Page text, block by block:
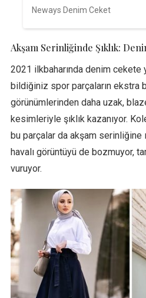
Neways Denim Ceket
Akşam Serinliğinde Şıklık:
2021 ilkbaharında denim
bildiğiniz spor parçaların ekstra
görünümlerinden daha uzak,
kesimleriyle şıklık kazanıyor.
bu parçalar da akşam serinliğine
havalı görüntüyü de bozmuyor,
vuruyor.